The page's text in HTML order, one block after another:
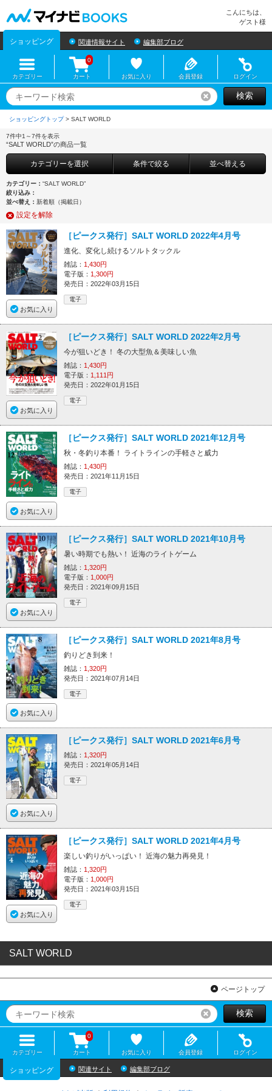
こんにちは、
ゲスト様
ショッピング 関連情報サイト 編集部ブログ
カテゴリー カート
0
お気に入り 会員登録 ログイン
リセット検索
ショッピングトップ>
7件中1～7件を表示
“SALT WORLD”の商品一覧
カテゴリーを選択 条件で絞る 並べ替える
カテゴリー： “SALT WORLD”
絞り込み：
並べ替え： 新着順（掲載日）
設定を解除
お気に入り
［ピークス発行］SALT WORLD 2022年4月号
進化、変化し続けるソルトタックル
雑誌： 1,430円
電子版： 1,300円
発売日：2022年03月15日
電子
お気に入り
［ピークス発行］SALT WORLD 2022年2月号
今が狙いどき！ 冬の大型魚＆美味しい魚
雑誌： 1,430円
電子版： 1,111円
発売日：2022年01月15日
電子
お気に入り
［ピークス発行］SALT WORLD 2021年12月号
秋・冬釣り本番！ ライトラインの手軽さと威力
雑誌： 1,430円
発売日：2021年11月15日
電子
お気に入り
［ピークス発行］SALT WORLD 2021年10月号
暑い時期でも熱い！ 近海のライトゲーム
雑誌： 1,320円
電子版： 1,000円
発売日：2021年09月15日
電子
お気に入り
［ピークス発行］SALT WORLD 2021年8月号
釣りどき到来！
雑誌： 1,320円
発売日：2021年07月14日
電子
お気に入り
［ピークス発行］SALT WORLD 2021年6月号
雑誌： 1,320円
発売日：2021年05月14日
電子
お気に入り
［ピークス発行］SALT WORLD 2021年4月号
楽しい釣りがいっぱい！ 近海の魅力再発見！
雑誌： 1,320円
電子版： 1,000円
発売日：2021年03月15日
電子
SALT WORLD
ページトップ
リセット検索
カテゴリー カート
0
お気に入り 会員登録 ログイン
ショッピング 関連サイト 編集部ブログ